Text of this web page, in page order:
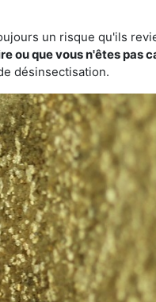
un risque qu'ils
ou que vous n'êtes pas
désinsectisation.